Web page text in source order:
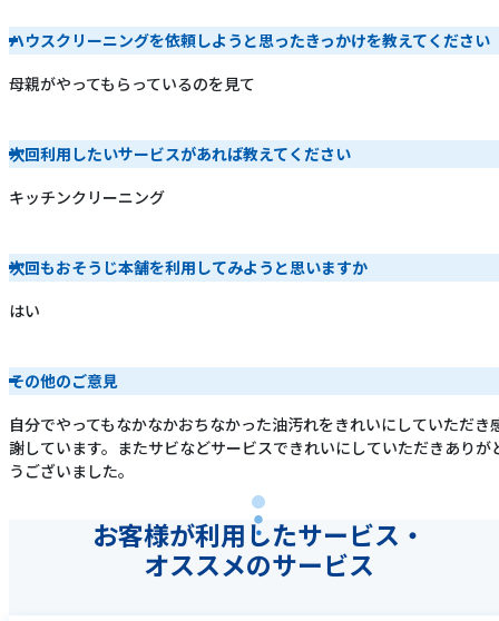
ハウスクリーニングを依頼しようと思ったきっかけを教えてください
母親がやってもらっているのを見て
次回利用したいサービスがあれば教えてください
キッチンクリーニング
次回もおそうじ本舗を利用してみようと思いますか
はい
その他のご意見
自分でやってもなかなかおちなかった油汚れをきれいにしていただき
謝しています。またサビなどサービスできれいにしていただきありが
うございました。
お客様が利用したサービス・
オススメのサービス